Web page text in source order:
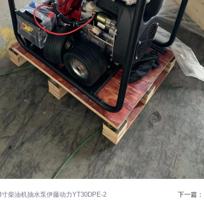
寸柴油机抽水泵伊藤动力YT30DPE-2 下一篇：